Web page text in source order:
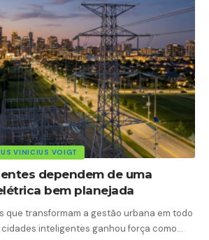
VINICIUS VOIGT
dependem de uma
bem planejada
que transformam a gestão urbana em todo
inteligentes ganhou força como…